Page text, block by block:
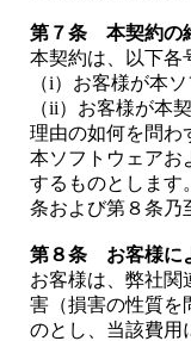
第７条 本契約の
本契約は、以下各
（i）お客様が本
（ii）お客様が本
理由の如何を問わ
本ソフトウェアお
するものとします
条および第８条乃
第８条 お客様に
お客様は、弊社関
害（損害の性質を
のとし、当該費用